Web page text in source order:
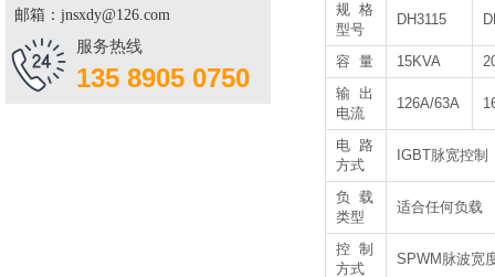
规格
型号
DH3115
容 量 15KVA
输出
电流
126A/63A
电路
方式
IGBT脉宽控制
负载
类型
适合任何负载
控制
方式
SPWM脉波宽
服务热线
135 8905 0750
邮箱：jnsxdy@126.com